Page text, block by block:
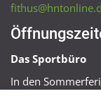
Das Sportbüro
In den